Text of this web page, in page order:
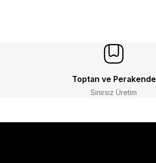
Toptan ve Perakende
Sınırsız Üretim